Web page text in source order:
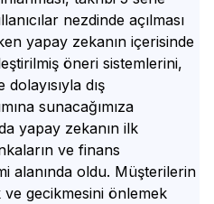
nezdinde açılması
yapay zekanın içerisinde
öneri sistemlerini,
dış
sunacağımıza
yapay zekanın ilk
ve finans
alanında oldu. Müşterilerin
gecikmesini önlemek